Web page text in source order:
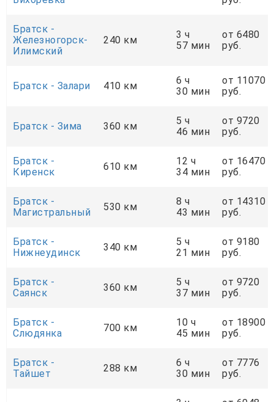
Братск -
Железногорск-
Илимский
240 км
3 ч
57 мин
от 6480
руб.
Братск - Залари 410 км
6 ч
30 мин
от 11070
руб.
Братск - Зима 360 км
5 ч
46 мин
от 9720
руб.
Братск -
Киренск
610 км
12 ч
34 мин
от 16470
руб.
Братск -
Магистральный
530 км
8 ч
43 мин
от 14310
руб.
Братск -
Нижнеудинск
340 км
5 ч
21 мин
от 9180
руб.
Братск -
Саянск
360 км
5 ч
37 мин
от 9720
руб.
Братск -
Слюдянка
700 км
10 ч
45 мин
от 18900
руб.
Братск -
Тайшет
288 км
6 ч
30 мин
от 7776
руб.